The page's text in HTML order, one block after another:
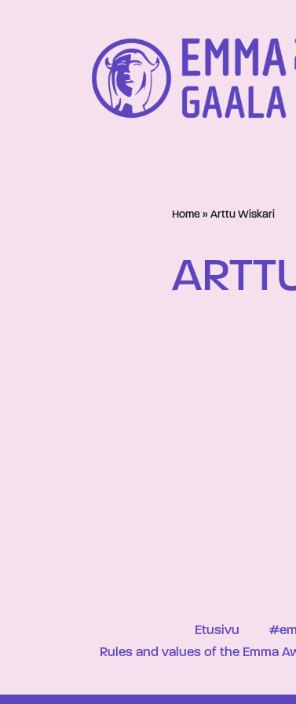
Home » Arttu Wiskari
Etusivu
Rules and values of the Emma